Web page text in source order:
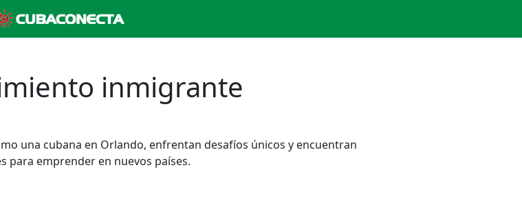
inmigrante
una cubana en Orlando, enfrentan desafíos únicos y encuentran
para emprender en nuevos países.